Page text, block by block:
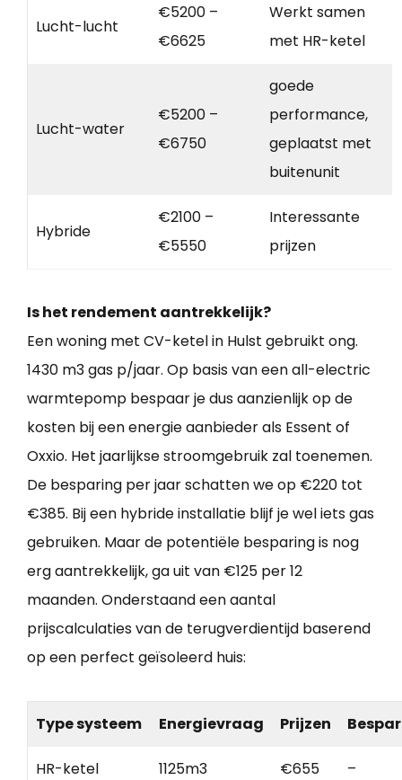
Lucht-lucht
€5200 –
€6625
Werkt samen
met HR-ketel
Lucht-water
€5200 –
€6750
goede
performance,
geplaatst met
buitenunit
Hybride
€2100 –
€5550
Interessante
prijzen
Is het rendement aantrekkelijk?
Een woning met CV-ketel in Hulst gebruikt ong.
1430 m3 gas p/jaar. Op basis van een all-electric
warmtepomp bespaar je dus aanzienlijk op de
kosten bij een energie aanbieder als Essent of
Oxxio. Het jaarlijkse stroomgebruik zal toenemen.
De besparing per jaar schatten we op €220 tot
€385. Bij een hybride installatie blijf je wel iets gas
gebruiken. Maar de potentiële besparing is nog
erg aantrekkelijk, ga uit van €125 per 12
maanden. Onderstaand een aantal
prijscalculaties van de terugverdientijd baserend
op een perfect geïsoleerd huis:
Type systeem Energievraag Prijzen
HR-ketel 1125m3 €655 –